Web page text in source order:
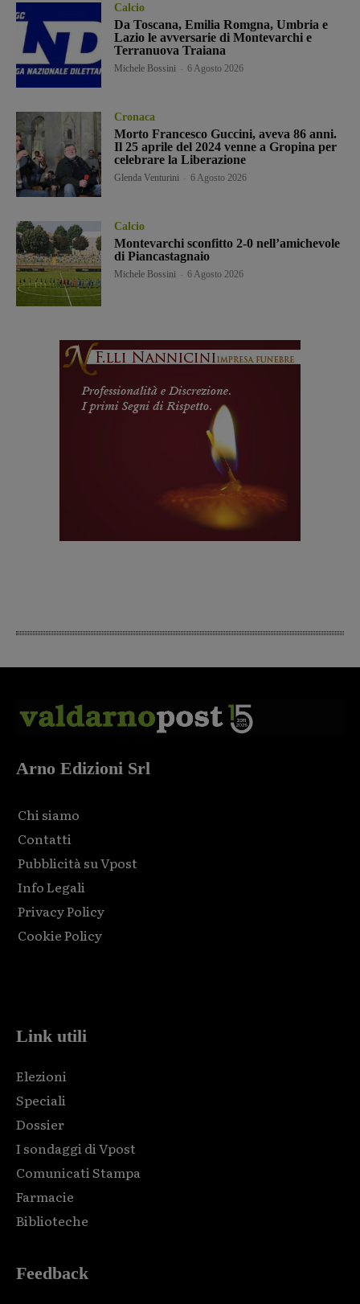
Calcio
Da Toscana, Emilia Romgna, Umbria e
Lazio le avversarie di Montevarchi e
Terranuova Traiana
Michele Bossini 6 Agosto 2026
Cronaca
Morto Francesco Guccini, aveva 86 anni.
Il 25 aprile del 2024 venne a Gropina per
celebrare la Liberazione
Glenda Venturini 6 Agosto 2026
Calcio
Montevarchi sconfitto 2-0 nell’amichevole
di Piancastagnaio
Michele Bossini 6 Agosto 2026
Arno Edizioni Srl
Chi siamo
Contatti
Pubblicità su Vpost
Info Legali
Privacy Policy
Cookie Policy
Link utili
Elezioni
Speciali
Dossier
I sondaggi di Vpost
Comunicati Stampa
Farmacie
Biblioteche
Feedback